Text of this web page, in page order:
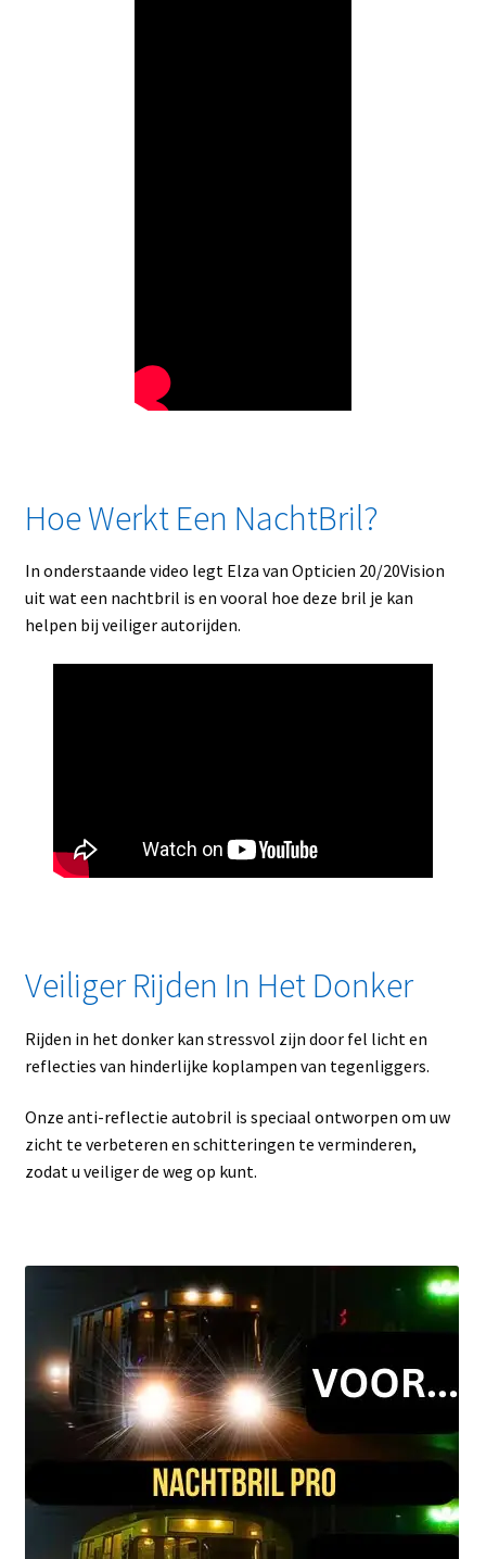
Hoe Werkt Een NachtBril?
In onderstaande video legt Elza van Opticien 20/20Vision
uit wat een nachtbril is en vooral hoe deze bril je kan
helpen bij veiliger autorijden.
Veiliger Rijden In Het Donker
Rijden in het donker kan stressvol zijn door fel licht en
reflecties van hinderlijke koplampen van tegenliggers.
Onze anti-reflectie autobril is speciaal ontworpen om uw
zicht te verbeteren en schitteringen te verminderen,
zodat u veiliger de weg op kunt.